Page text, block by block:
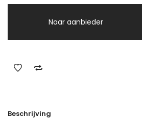
Naar aanbieder
Beschrijving